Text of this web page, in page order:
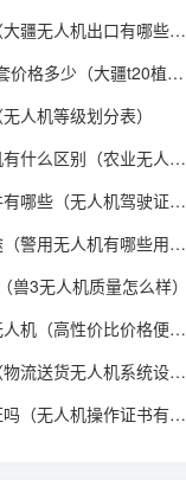
无人机出口管制大疆（大疆无人机出口有哪些管制）
大疆t20植保无人机全套价格多少（大疆t20植保无人机技术参数）
人机等级划分表）
无人机行业机跟农业机有什么区别（农业无人机属于什么分类）
无人机驾驶证教员条件有哪些（无人机驾驶证培训师资要求）
警用无人机有哪些用途（警用无人机有哪些用途呢）
3无人机质量怎么样）
高性价比价格便宜的无人机（高性价比价格便宜的无人机推荐）
物流送货无人机系统（物流送货无人机系统设计）
无人机操作证是技能证吗（无人机操作证书有哪些）